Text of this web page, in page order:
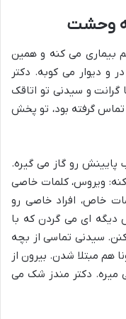
وحشت
بیماری می کنه و همین
و دیوار می کوبه. دکتر
گرانت و سیدنی تو اتاقک
گرفته بود، تو پخش
رو گاز می گیره.
ویروس، کلمات خاصی
خاص، افراد خاصی رو
دیگه ای می گردن که با
سیدنی تماسی از بچه
مبتلا شدن. بیرون از
میره. دکتر مندز شک می